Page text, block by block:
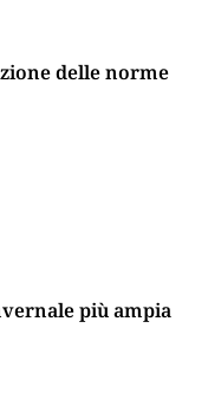
delle norme
più ampia